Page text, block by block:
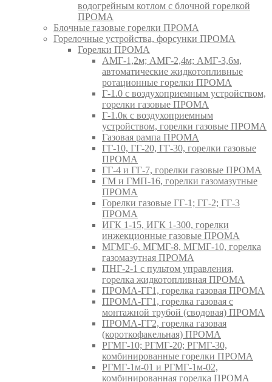
водогрейным котлом с блочной горелкой
ПРОМА
Блочные газовые горелки ПРОМА
Горелочные устройства, форсунки ПРОМА
Горелки ПРОМА
АМГ-1,2м; АМГ-2,4м; АМГ-3,6м,
автоматические жидкотопливные
ротационные горелки ПРОМА
Г-1.0 с воздухоприемным устройством,
горелки газовые ПРОМА
Г-1.0к с воздухоприемным
устройством, горелки газовые ПРОМА
Газовая рампа ПРОМА
ГГ-10, ГГ-20, ГГ-30, горелки газовые
ПРОМА
ГГ-4 и ГГ-7, горелки газовые ПРОМА
ГМ и ГМП-16, горелки газомазутные
ПРОМА
Горелки газовые ГГ-1; ГГ-2; ГГ-3
ПРОМА
ИГК 1-15, ИГК 1-300, горелки
инжекционные газовые ПРОМА
МГМГ-6, МГМГ-8, МГМГ-10, горелка
газомазутная ПРОМА
ПНГ-2-1 с пультом управления,
горелка жидкотопливная ПРОМА
ПРОМА-ГГ1, горелка газовая ПРОМА
ПРОМА-ГГ1, горелка газовая с
монтажной трубой (сводовая) ПРОМА
ПРОМА-ГГ2, горелка газовая
(короткофакельная) ПРОМА
РГМГ-10; РГМГ-20; РГМГ-30,
комбинированные горелки ПРОМА
РГМГ-1м-01 и РГМГ-1м-02,
комбинированная горелка ПРОМА